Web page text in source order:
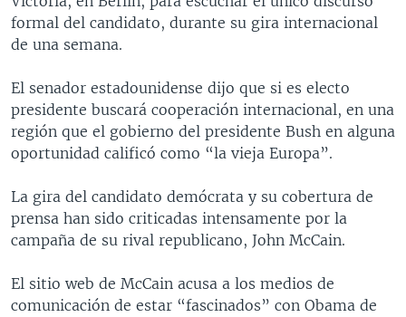
TECNOLOGÍA
DEPORTES
FOTOGRAFÍA
AUDIOS
EL MUNDO AL DÍA
FORO INTERAMERICANO
LAS CLAVES
PANORAMA
RADIO
AVANCE INFORMATIVO
BUENOS DÍAS AMÉRICA
ESTADOS UNIDOS AL DÍA
FORO [RADIO]
DEPORTIVO INTERNACIONAL
ENTRETENIMIENTO
DIRECT
Learning English
formal del candidato, durante su gira internacional
de una semana.
El senador estadounidense dijo que si es electo
presidente buscará cooperación internacional, en una
región que el gobierno del presidente Bush en alguna
oportunidad calificó como “la vieja Europa”.
La gira del candidato demócrata y su cobertura de
prensa han sido criticadas intensamente por la
campaña de su rival republicano, John McCain.
El sitio web de McCain acusa a los medios de
comunicación de estar “fascinados” con Obama de